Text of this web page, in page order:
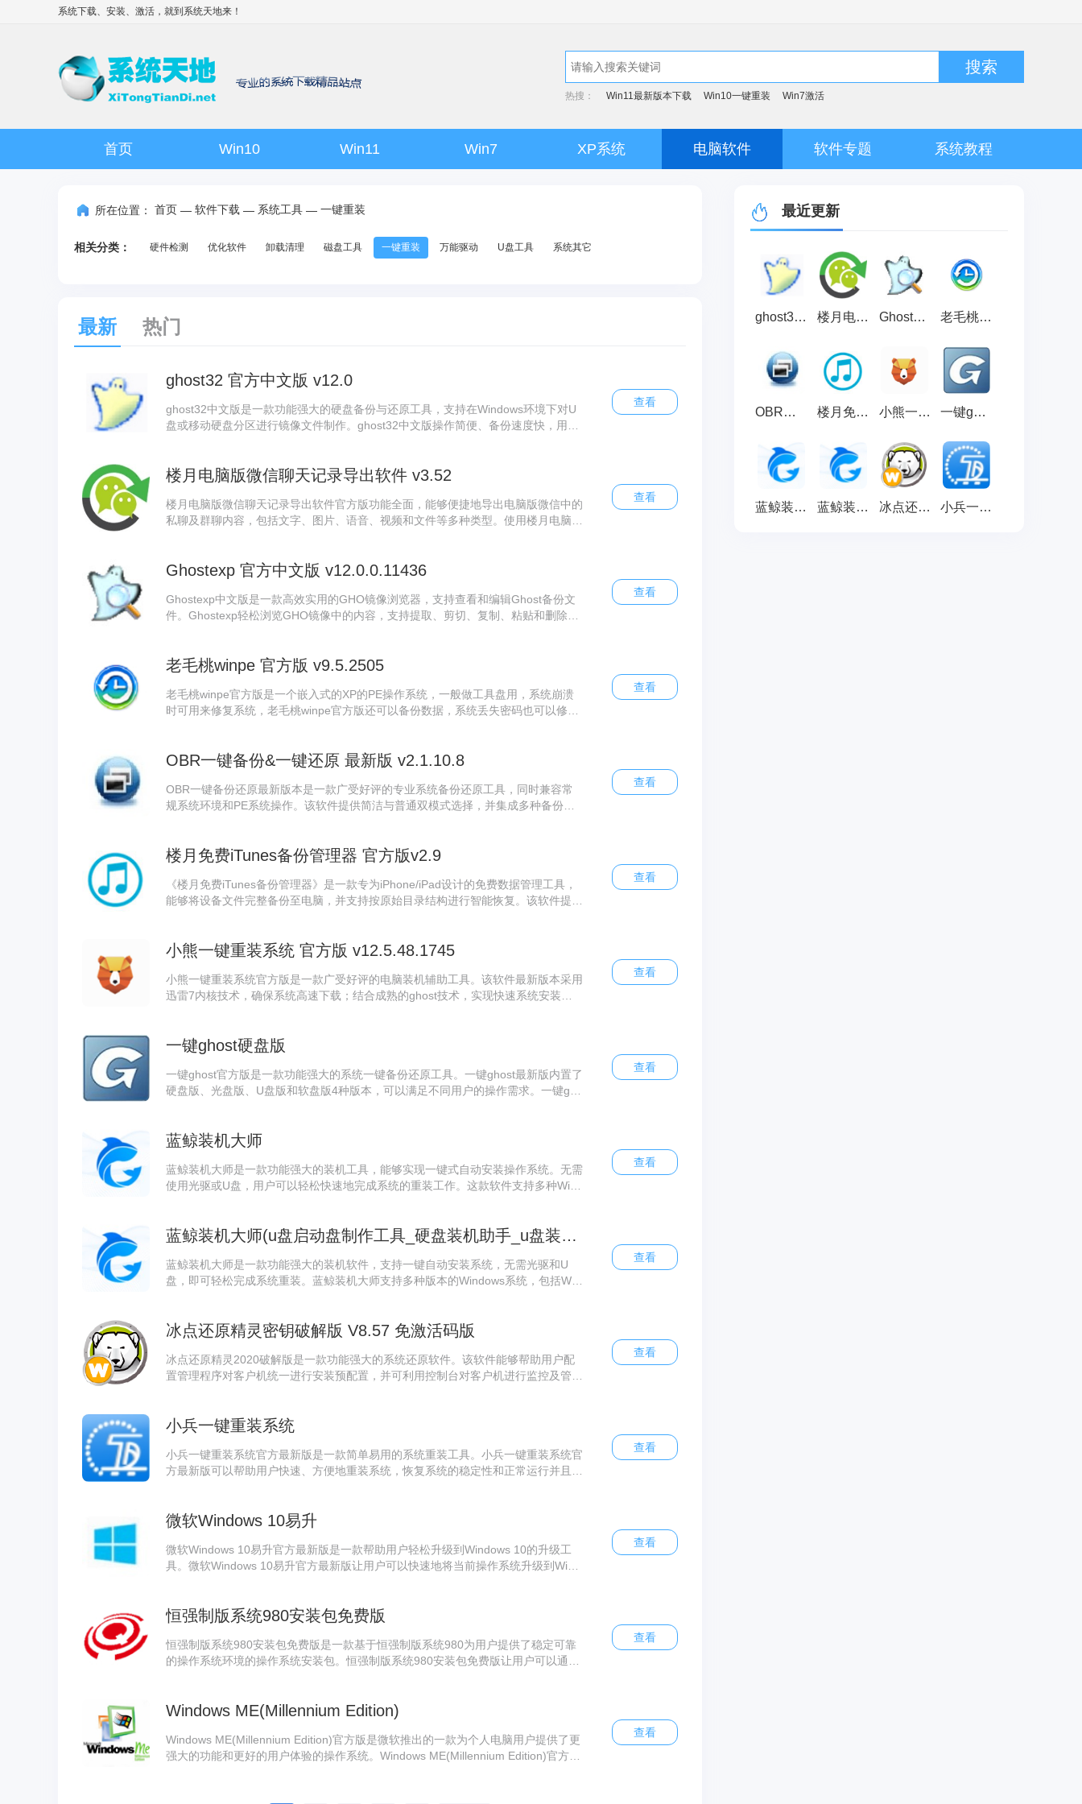
系统下载、安装、激活，就到 系统天地来！
搜索
热搜： Win11最新版本下载 Win10一键重装 Win7激活
首页 Win10 Win11 Win7 XP系统 电脑软件 软件专题 系统教程
所在位置： 首页 — 软件下载 — 系统工具 — 一键重装
相关分类： 硬件检测 优化软件 卸载清理 磁盘工具 一键重装 万能驱动 U盘工具 系统其它
最新 热门
ghost32 官方中文版 v12.0
ghost32中文版是一款功能强大的硬盘备份与还原工具，支持在Windows环境下对U
盘或移动硬盘分区进行镜像文件制作。ghost32中文版操作简便、备份速度快，用户
力，保障系统安全稳定。
查看
楼月电脑版微信聊天记录导出软件 v3.52
楼月电脑版微信聊天记录导出软件官方版功能全面，能够便捷地导出电脑版微信中的
私聊及群聊内容，包括文字、图片、语音、视频和文件等多种类型。使用楼月电脑版
用于备份还是日常查阅，它都是一款实用高效的工具。
查看
Ghostexp 官方中文版 v12.0.0.11436
Ghostexp中文版是一款高效实用的GHO镜像浏览器，支持查看和编辑Ghost备份文
件。Ghostexp轻松浏览GHO镜像中的内容，支持提取、剪切、复制、粘贴和删除等
率。
查看
老毛桃winpe 官方版 v9.5.2505
老毛桃winpe官方版是一个嵌入式的XP的PE操作系统，一般做工具盘用，系统崩溃
时可用来修复系统，老毛桃winpe官方版还可以备份数据，系统丢失密码也可以修改
查看
OBR一键备份&一键还原 最新版 v2.1.10.8
OBR一键备份还原最新版本是一款广受好评的专业系统备份还原工具，同时兼容常
规系统环境和PE系统操作。该软件提供简洁与普通双模式选择，并集成多种备份模
查看
楼月免费iTunes备份管理器 官方版v2.9
《楼月免费iTunes备份管理器》是一款专为iPhone/iPad设计的免费数据管理工具，
能够将设备文件完整备份至电脑，并支持按原始目录结构进行智能恢复。该软件提供
查看
小熊一键重装系统 官方版 v12.5.48.1745
小熊一键重装系统官方版是一款广受好评的电脑装机辅助工具。该软件最新版本采用
迅雷7内核技术，确保系统高速下载；结合成熟的ghost技术，实现快速系统安装。
查看
一键ghost硬盘版
一键ghost官方版是一款功能强大的系统一键备份还原工具。一键ghost最新版内置了
硬盘版、光盘版、U盘版和软盘版4种版本，可以满足不同用户的操作需求。一键gho
查看
蓝鲸装机大师
蓝鲸装机大师是一款功能强大的装机工具，能够实现一键式自动安装操作系统。无需
使用光驱或U盘，用户可以轻松快速地完成系统的重装工作。这款软件支持多种Wind
查看
蓝鲸装机大师(u盘启动盘制作工具_硬盘装机助手_u盘装系统)
蓝鲸装机大师是一款功能强大的装机软件，支持一键自动安装系统，无需光驱和U
盘，即可轻松完成系统重装。蓝鲸装机大师支持多种版本的Windows系统，包括Win
查看
冰点还原精灵密钥破解版 V8.57 免激活码版
冰点还原精灵2020破解版是一款功能强大的系统还原软件。该软件能够帮助用户配
置管理程序对客户机统一进行安装预配置，并可利用控制台对客户机进行监控及管
查看
小兵一键重装系统
小兵一键重装系统官方最新版是一款简单易用的系统重装工具。小兵一键重装系统官
方最新版可以帮助用户快速、方便地重装系统，恢复系统的稳定性和正常运行并且具
义系统镜像进行重装。
查看
微软Windows 10易升
微软Windows 10易升官方最新版是一款帮助用户轻松升级到Windows 10的升级工
具。微软Windows 10易升官方最新版让用户可以快速地将当前操作系统升级到Wind
序。
查看
恒强制版系统980安装包免费版
恒强制版系统980安装包免费版是一款基于恒强制版系统980为用户提供了稳定可靠
的操作系统环境的操作系统安装包。恒强制版系统980安装包免费版让用户可以通过
装包免费版可以在安装过程中选择自己需要的组件和功能，个性化定制自己的操作系
查看
Windows ME(Millennium Edition)
Windows ME(Millennium Edition)官方版是微软推出的一款为个人电脑用户提供了更
强大的功能和更好的用户体验的操作系统。Windows ME(Millennium Edition)官方版
查看
最近更新
ghost32 官方中文版 v12.0 楼月电脑版微信聊天记录导出软件 v3.52 Ghostexp 官方中文版 v12.0.0.11436 老毛桃winpe 官方版 v9.5.2505
OBR一键备份&一键还原 最新版 v2.1.10.8 楼月免费iTunes备份管理器 官方版v2.9 小熊一键重装系统 官方版 v12.5.48.1745 一键ghost硬盘版
蓝鲸装机大师 蓝鲸装机大师(u盘启动盘制作工具_硬盘装机助手_u盘装系统) 冰点还原精灵密钥破解版 V8.57 免激活码版 小兵一键重装系统